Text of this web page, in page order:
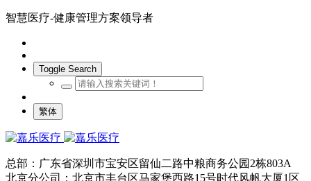
智慧医疗-健康管理方案领导者
Toggle Search
繁体
总部：广东省深圳市宝安区留仙二路中粮商务公园2栋803A
北京分公司：北京市丰台区马家堡西路15号时代风帆大厦1区